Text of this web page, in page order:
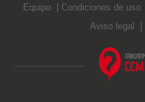
Equipo Condiciones de uso
Aviso legal